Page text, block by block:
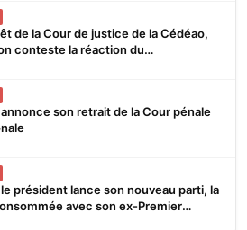
de la Cour de justice de la Cédéao,
conteste la réaction du
son retrait de la Cour pénale
président lance son nouveau parti, la
avec son ex-Premier